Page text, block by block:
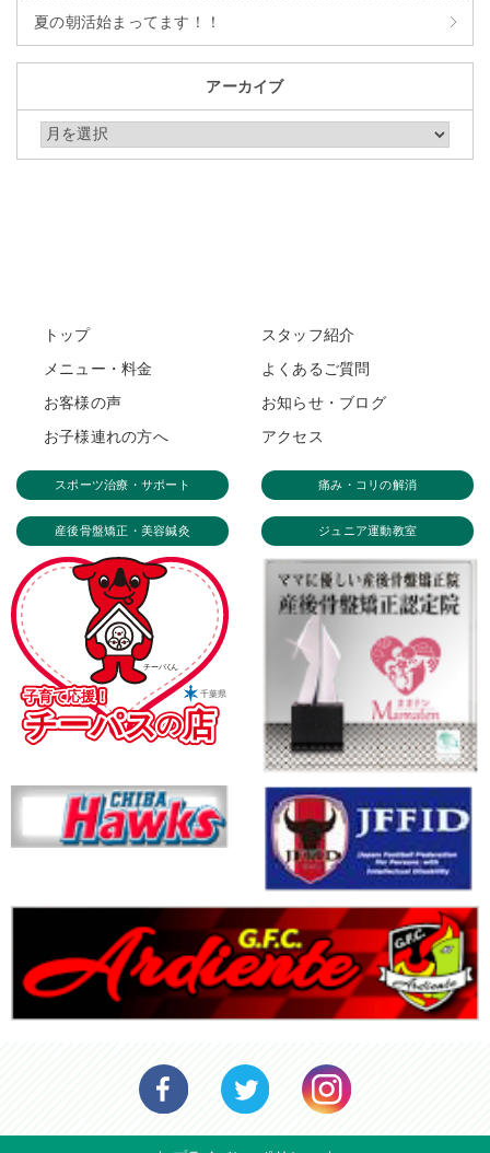
夏の朝活始まってます！！
アーカイブ
アーカイブ
トップ
スタッフ紹介
メニュー・料金
よくあるご質問
お客様の声
お知らせ・ブログ
お子様連れの方へ
アクセス
スポーツ治療・サポート 痛み・コリの解消
産後骨盤矯正・美容鍼灸 ジュニア運動教室